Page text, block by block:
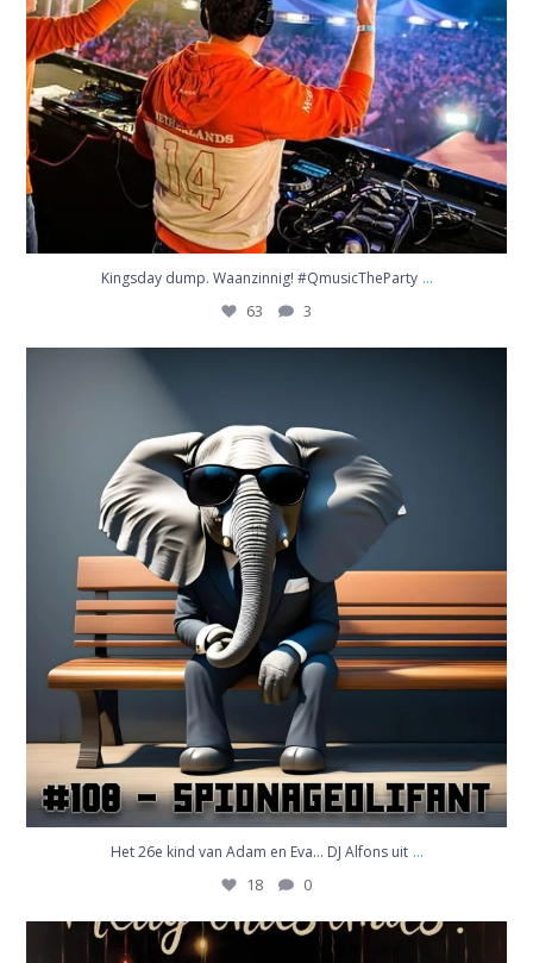
Kingsday dump. Waanzinnig! #QmusicTheParty ...
63 3
Het 26e kind van Adam en Eva… DJ Alfons uit
Het 26e kind van Adam en Eva… DJ Alfons uit ...
18 0
Aflevering 103 van de @mennosmansion podcast staat...